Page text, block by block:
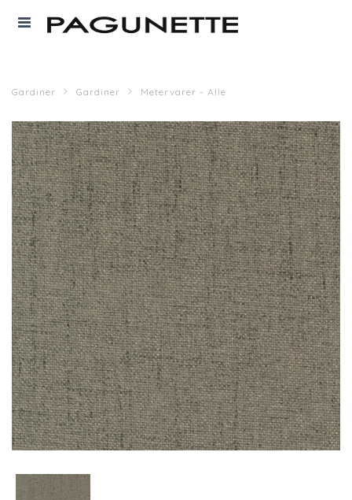
Gardiner Gardiner Metervarer - Alle